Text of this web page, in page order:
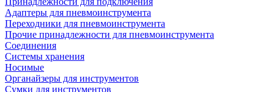
Адаптеры для пневмоинструмента
Переходники для пневмоинструмента
Прочие принадлежности для пневмоинструмента
Соединения
Системы хранения
Носимые
Органайзеры для инструментов
Сумки для инструментов